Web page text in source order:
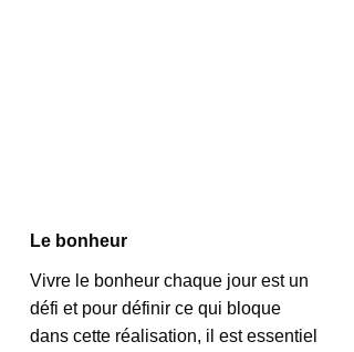
Le bonheur
Vivre le bonheur chaque jour est un
défi et pour définir ce qui bloque
dans cette réalisation, il est essentiel